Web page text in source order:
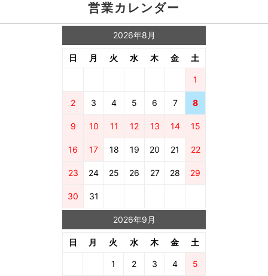
営業カレンダー
2026年8月
日 月 火 水 木 金 土
1
2 3 4 5 6 7 8
9 10 11 12 13 14 15
16 17 18 19 20 21 22
23 24 25 26 27 28 29
30 31
2026年9月
日 月 火 水 木 金 土
1 2 3 4 5